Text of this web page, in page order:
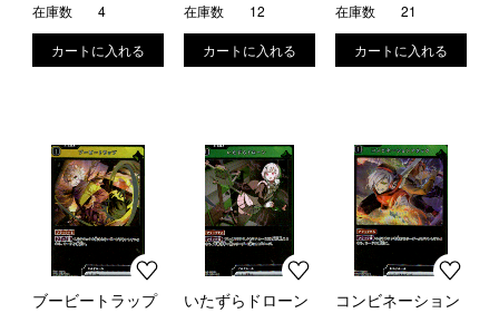
在庫数 4 在庫数 12 在庫数 21
ブービートラップ
いたずらドローン
コンビネーション